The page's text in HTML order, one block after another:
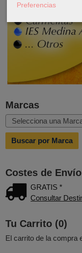
Marcas
Costes de Envío
GRATIS *
Consultar
Tu Carrito (0)
El carrito de la compra
Preferencias